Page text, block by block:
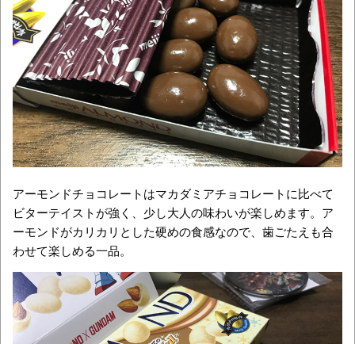
アーモンドチョコレートはマカダミアチョコレートに比べて
ビターテイストが強く、少し大人の味わいが楽しめます。ア
ーモンドがカリカリとした硬めの食感なので、歯ごたえも合
わせて楽しめる一品。